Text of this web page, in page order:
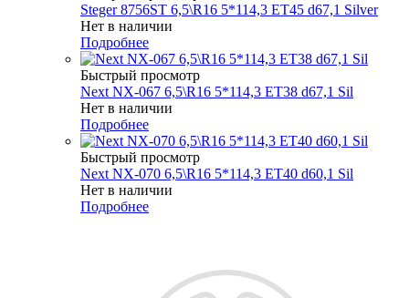
Steger 8756ST 6,5\R16 5*114,3 ET45 d67,1 Silver
Нет в наличии
Подробнее
Быстрый просмотр
Next NX-067 6,5\R16 5*114,3 ET38 d67,1 Sil
Нет в наличии
Подробнее
Быстрый просмотр
Next NX-070 6,5\R16 5*114,3 ET40 d60,1 Sil
Нет в наличии
Подробнее